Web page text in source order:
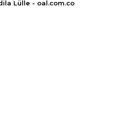
Lülle - oal.com.co